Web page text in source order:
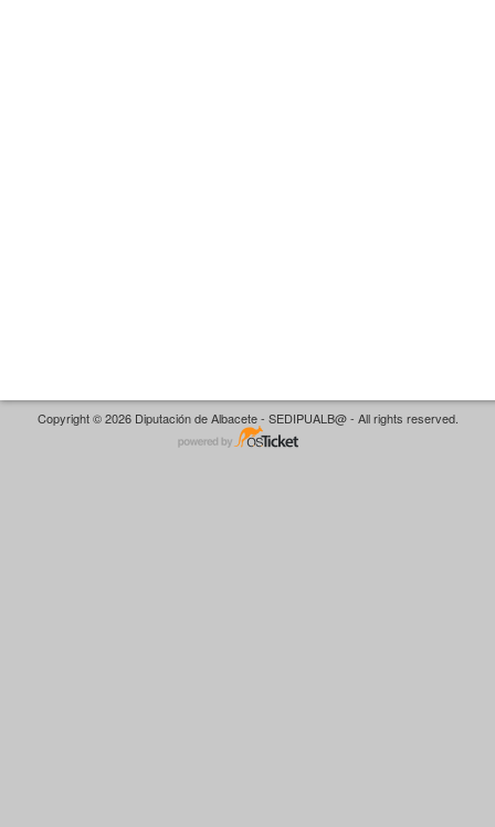
Copyright © 2026 Diputación de Albacete - SEDIPUALB@ - All rights reserved.